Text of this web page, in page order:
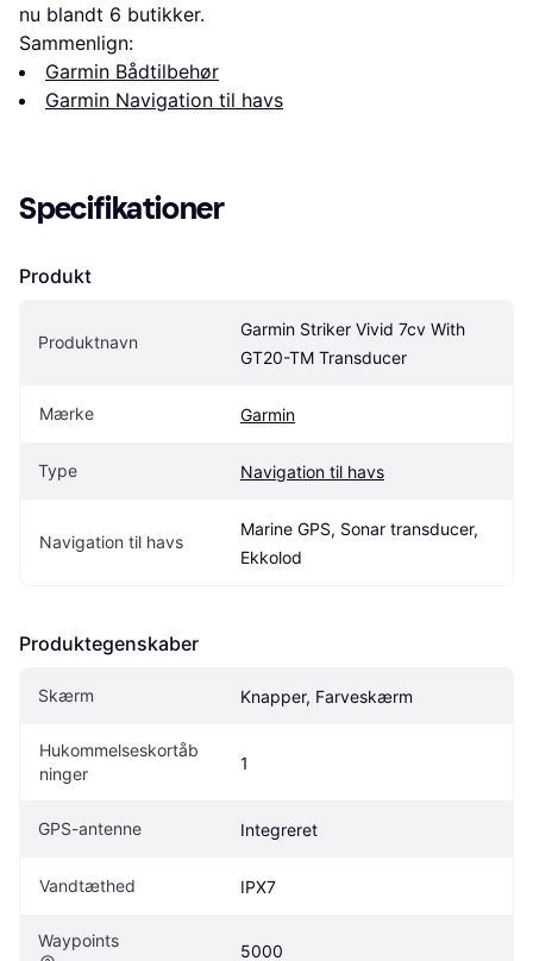
nu blandt 6 butikker.
Sammenlign:
Garmin Bådtilbehør
Garmin Navigation til havs
Specifikationer
Produkt
Produktnavn
Garmin Striker Vivid 7cv With
GT20-TM Transducer
Mærke Garmin
Type Navigation til havs
Navigation til havs
Marine GPS, Sonar transducer,
Ekkolod
Produktegenskaber
Skærm Knapper, Farveskærm
Hukommelseskortåb
ninger
1
GPS-antenne Integreret
Vandtæthed IPX7
Waypoints
5000